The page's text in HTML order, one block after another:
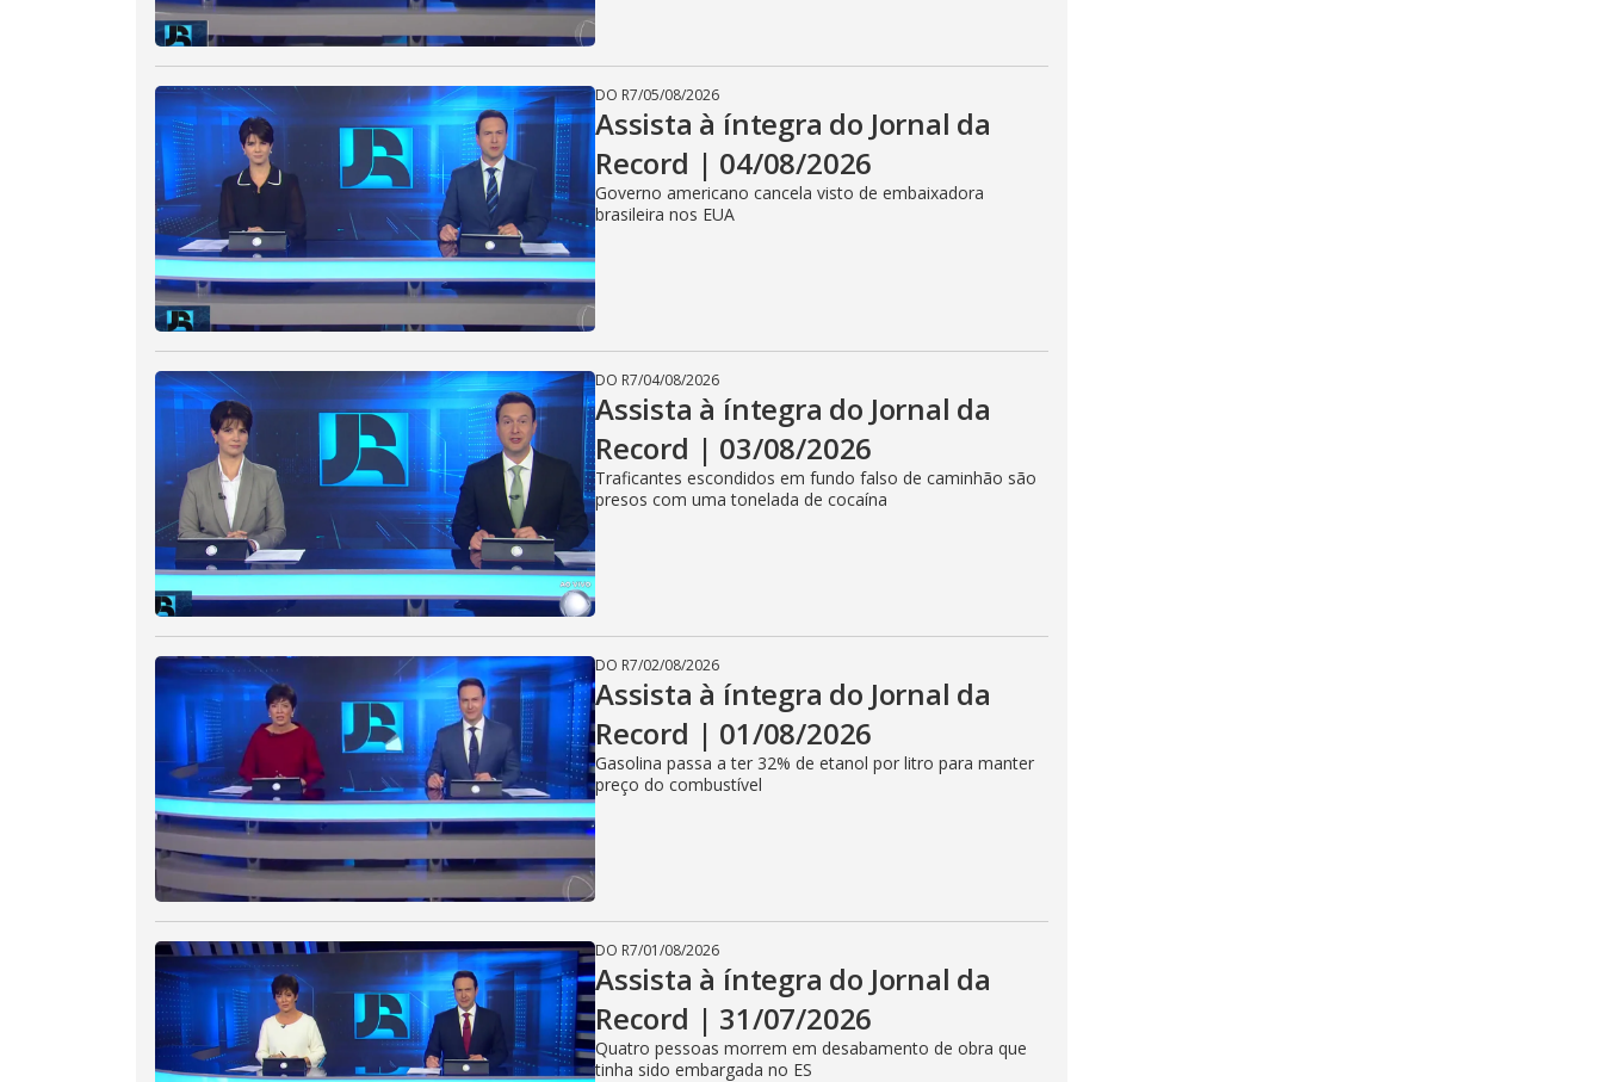
DO R7/05/08/2026
Assista à íntegra do Jornal da
Record | 04/08/2026
Governo americano cancela visto de embaixadora
brasileira nos EUA
DO R7/04/08/2026
Assista à íntegra do Jornal da
Record | 03/08/2026
Traficantes escondidos em fundo falso de caminhão são
presos com uma tonelada de cocaína
DO R7/02/08/2026
Assista à íntegra do Jornal da
Record | 01/08/2026
Gasolina passa a ter 32% de etanol por litro para manter
preço do combustível
DO R7/01/08/2026
Assista à íntegra do Jornal da
Record | 31/07/2026
Quatro pessoas morrem em desabamento de obra que
tinha sido embargada no ES